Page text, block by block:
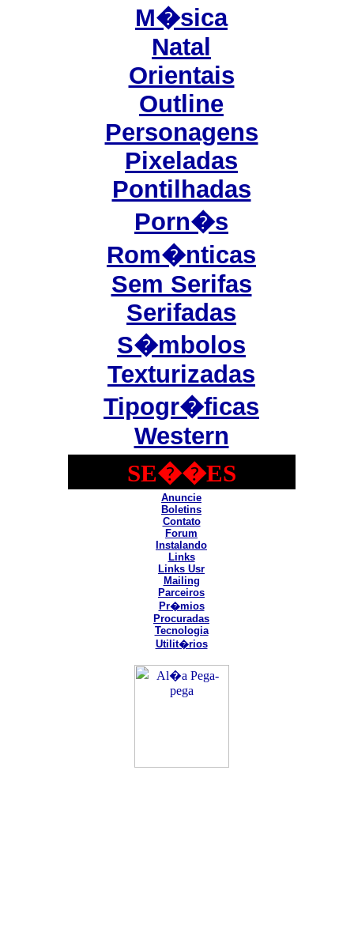
M�sica
Natal
Orientais
Outline
Personagens
Pixeladas
Pontilhadas
Porn�s
Rom�nticas
Sem Serifas
Serifadas
S�mbolos
Texturizadas
Tipogr�ficas
Western
SE��ES
Anuncie
Boletins
Contato
Forum
Instalando
Links
Links Usr
Mailing
Parceiros
Pr�mios
Procuradas
Tecnologia
Utilit�rios